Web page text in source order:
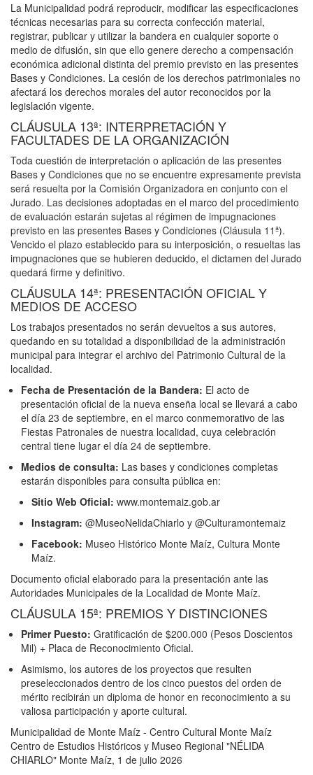
La Municipalidad podrá reproducir, modificar las especificaciones
técnicas necesarias para su correcta confección material,
registrar, publicar y utilizar la bandera en cualquier soporte o
medio de difusión, sin que ello genere derecho a compensación
económica adicional distinta del premio previsto en las presentes
Bases y Condiciones. La cesión de los derechos patrimoniales no
afectará los derechos morales del autor reconocidos por la
legislación vigente.
CLÁUSULA 13ª: INTERPRETACIÓN Y
FACULTADES DE LA ORGANIZACIÓN
Toda cuestión de interpretación o aplicación de las presentes
Bases y Condiciones que no se encuentre expresamente prevista
será resuelta por la Comisión Organizadora en conjunto con el
Jurado. Las decisiones adoptadas en el marco del procedimiento
de evaluación estarán sujetas al régimen de impugnaciones
previsto en las presentes Bases y Condiciones (Cláusula 11ª).
Vencido el plazo establecido para su interposición, o resueltas las
impugnaciones que se hubieren deducido, el dictamen del Jurado
quedará firme y definitivo.
CLÁUSULA 14ª: PRESENTACIÓN OFICIAL Y
MEDIOS DE ACCESO
Los trabajos presentados no serán devueltos a sus autores,
quedando en su totalidad a disponibilidad de la administración
municipal para integrar el archivo del Patrimonio Cultural de la
localidad.
Fecha de Presentación de la Bandera: El acto de
presentación oficial de la nueva enseña local se llevará a cabo
el día 23 de septiembre, en el marco conmemorativo de las
Fiestas Patronales de nuestra localidad, cuya celebración
central tiene lugar el día 24 de septiembre.
Medios de consulta: Las bases y condiciones completas
estarán disponibles para consulta pública en:
Sitio Web Oficial: www.montemaiz.gob.ar
Instagram: @MuseoNelidaChiarlo y @Culturamontemaiz
Facebook: Museo Histórico Monte Maíz, Cultura Monte
Maíz.
Documento oficial elaborado para la presentación ante las
Autoridades Municipales de la Localidad de Monte Maíz.
CLÁUSULA 15ª: PREMIOS Y DISTINCIONES
Primer Puesto: Gratificación de $200.000 (Pesos Doscientos
Mil) + Placa de Reconocimiento Oficial.
Asimismo, los autores de los proyectos que resulten
preseleccionados dentro de los cinco puestos del orden de
mérito recibirán un diploma de honor en reconocimiento a su
valiosa participación y aporte cultural.
Municipalidad de Monte Maíz - Centro Cultural Monte Maíz
Centro de Estudios Históricos y Museo Regional "NÉLIDA
CHIARLO" Monte Maíz, 1 de julio 2026